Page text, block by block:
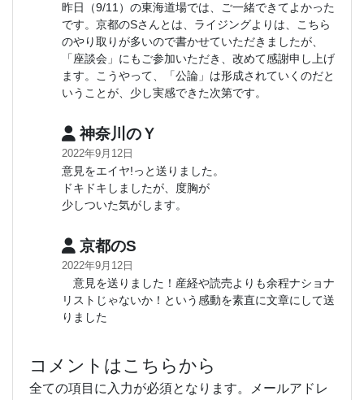
昨日（9/11）の東海道場では、ご一緒できてよかった
です。京都のSさんとは、ライジングよりは、こちら
のやり取りが多いので書かせていただきましたが、
「座談会」にもご参加いただき、改めて感謝申し上げ
ます。こうやって、「公論」は形成されていくのだと
いうことが、少し実感できた次第です。
神奈川のＹ
2022年9月12日
意見をエイヤ!っと送りました。
ドキドキしましたが、度胸が
少しついた気がします。
京都のS
2022年9月12日
意見を送りました！産経や読売よりも余程ナショナ
リストじゃないか！という感動を素直に文章にして送
りました
コメントはこちらから
全ての項目に入力が必須となります。メールアドレ